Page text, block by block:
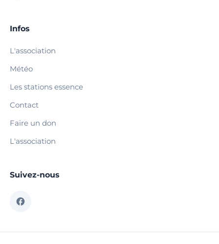
Infos
L'association
Météo
Les stations essence
Contact
Faire un don
L'association
Suivez-nous